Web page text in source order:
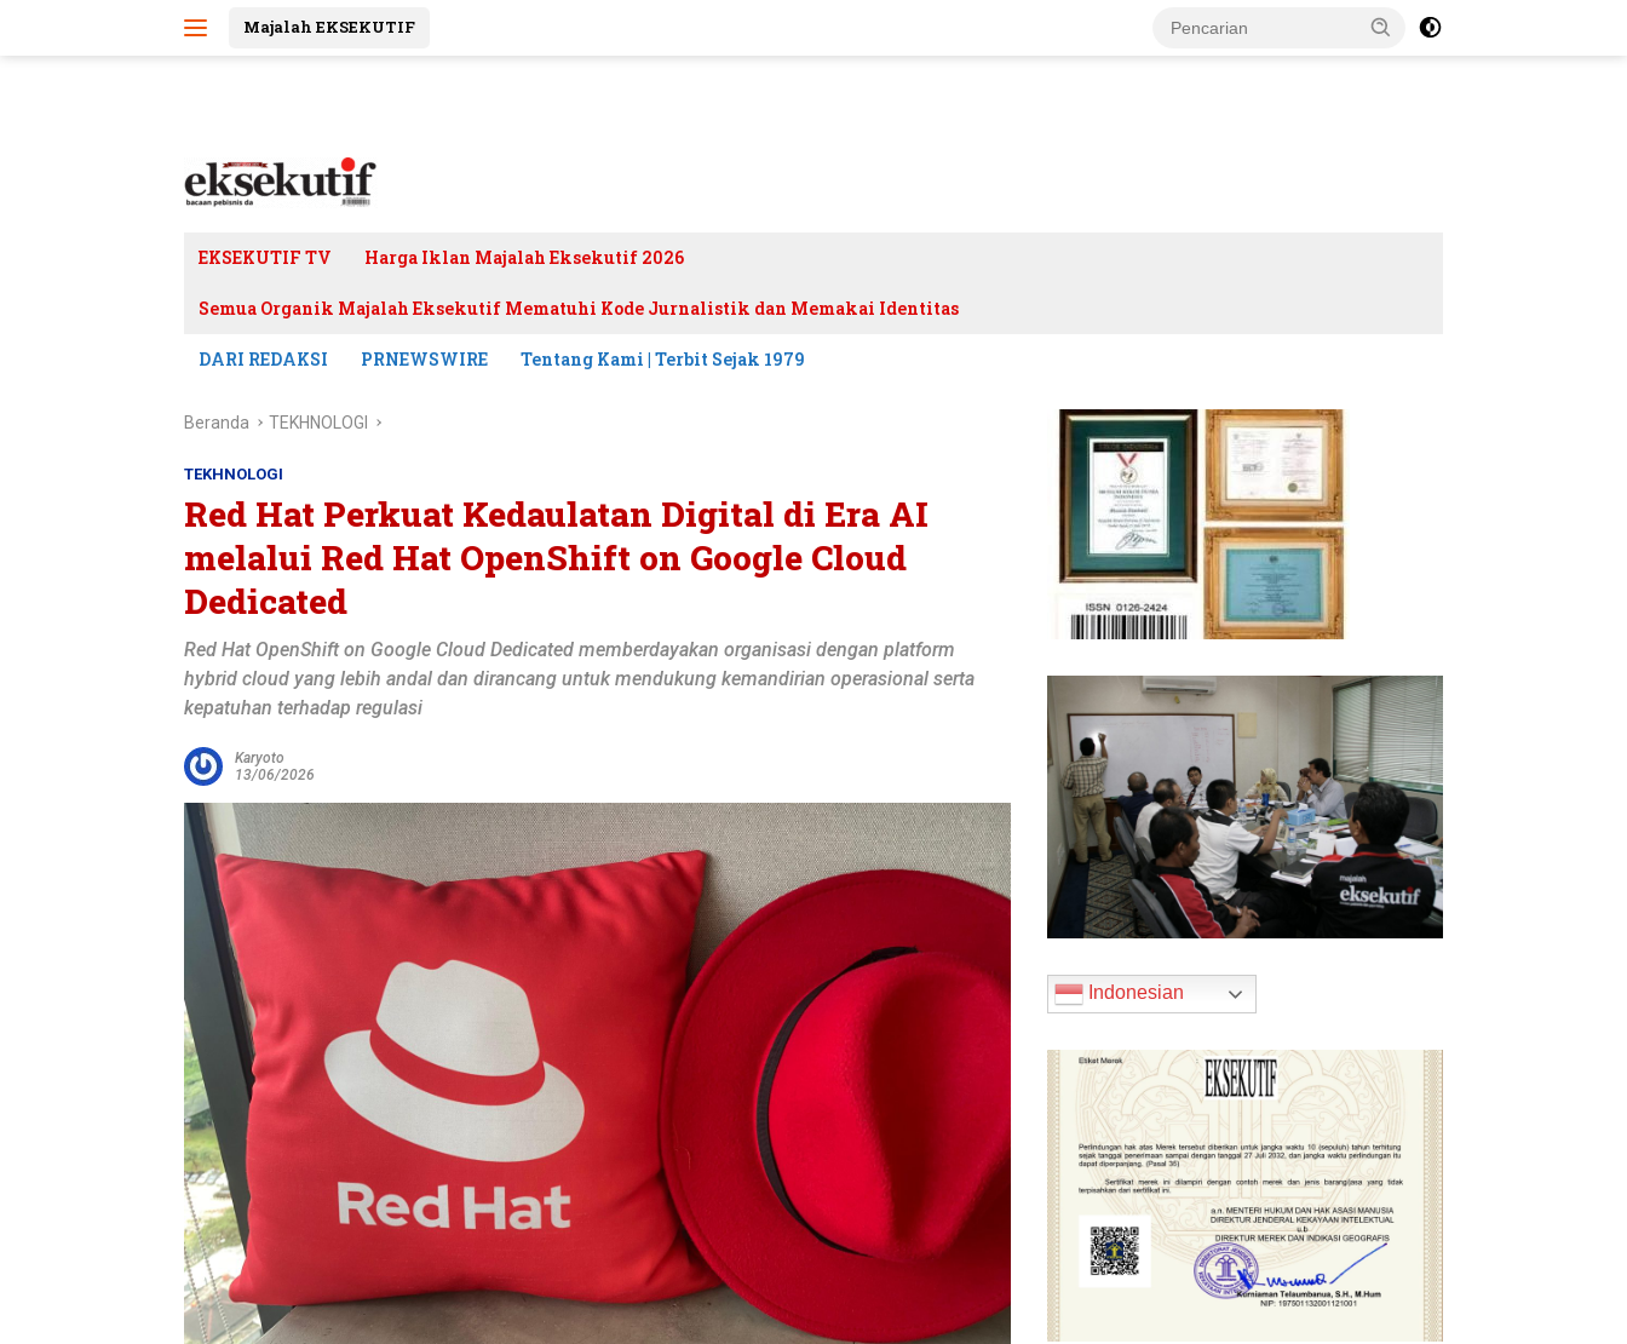
Majalah EKSEKUTIF
EKSEKUTIF TV Harga Iklan Majalah Eksekutif 2026
Semua Organik Majalah Eksekutif Mematuhi Kode Jurnalistik dan Memakai Identitas
DARI REDAKSI PRNEWSWIRE Tentang Kami | Terbit Sejak 1979
Beranda TEKHNOLOGI
TEKHNOLOGI
Red Hat Perkuat Kedaulatan Digital di Era AI
melalui Red Hat OpenShift on Google Cloud
Dedicated
Red Hat OpenShift on Google Cloud Dedicated memberdayakan organisasi dengan platform
hybrid cloud yang lebih andal dan dirancang untuk mendukung kemandirian operasional serta
kepatuhan terhadap regulasi
Karyoto
13/06/2026
Indonesian